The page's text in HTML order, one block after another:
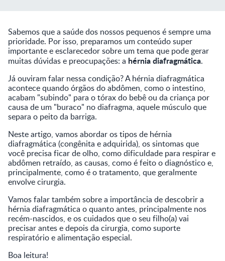
Sabemos que a saúde dos nossos pequenos é sempre uma
prioridade. Por isso, preparamos um conteúdo super
importante e esclarecedor sobre um tema que pode gerar
muitas dúvidas e preocupações: a hérnia diafragmática.
Já ouviram falar nessa condição? A hérnia diafragmática
acontece quando órgãos do abdômen, como o intestino,
acabam "subindo" para o tórax do bebê ou da criança por
causa de um "buraco" no diafragma, aquele músculo que
separa o peito da barriga.
Neste artigo, vamos abordar os tipos de hérnia
diafragmática (congênita e adquirida), os sintomas que
você precisa ficar de olho, como dificuldade para respirar e
abdômen retraído, as causas, como é feito o diagnóstico e,
principalmente, como é o tratamento, que geralmente
envolve cirurgia.
Vamos falar também sobre a importância de descobrir a
hérnia diafragmática o quanto antes, principalmente nos
recém-nascidos, e os cuidados que o seu filho(a) vai
precisar antes e depois da cirurgia, como suporte
respiratório e alimentação especial.
Boa leitura!